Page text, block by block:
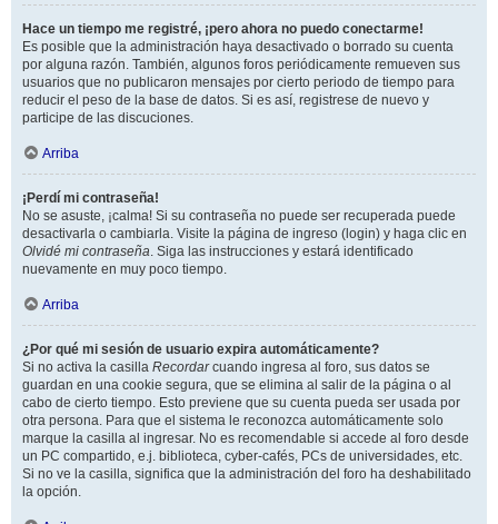
Hace un tiempo me registré, ¡pero ahora no puedo conectarme!
Es posible que la administración haya desactivado o borrado su cuenta
por alguna razón. También, algunos foros periódicamente remueven sus
usuarios que no publicaron mensajes por cierto periodo de tiempo para
reducir el peso de la base de datos. Si es así, registrese de nuevo y
participe de las discuciones.
Arriba
¡Perdí mi contraseña!
No se asuste, ¡calma! Si su contraseña no puede ser recuperada puede
desactivarla o cambiarla. Visite la página de ingreso (login) y haga clic en
Olvidé mi contraseña. Siga las instrucciones y estará identificado
nuevamente en muy poco tiempo.
Arriba
¿Por qué mi sesión de usuario expira automáticamente?
Si no activa la casilla Recordarcuando ingresa al foro, sus datos se
guardan en una cookie segura, que se elimina al salir de la página o al
cabo de cierto tiempo. Esto previene que su cuenta pueda ser usada por
otra persona. Para que el sistema le reconozca automáticamente solo
marque la casilla al ingresar. No es recomendable si accede al foro desde
un PC compartido, e.j. biblioteca, cyber-cafés, PCs de universidades, etc.
Si no ve la casilla, significa que la administración del foro ha deshabilitado
la opción.